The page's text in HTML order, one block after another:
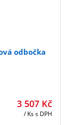
odbočka
3 507 Kč
/ Kss DPH